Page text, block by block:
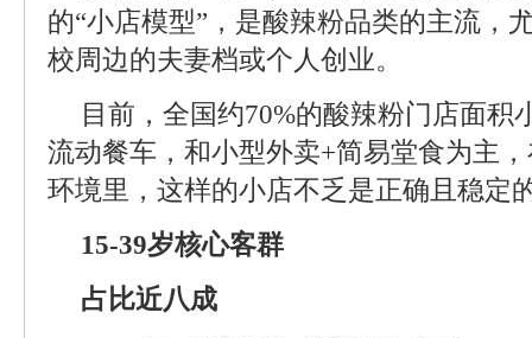
的“小店模型”，是酸辣粉品类的主流，
校周边的夫妻档或个人创业。
目前，全国约70%的酸辣粉门店面积
流动餐车，和小型外卖+简易堂食为主
环境里，这样的小店不乏是正确且稳定
15-39岁核心客群
占比近八成